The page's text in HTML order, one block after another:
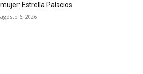
mujer: Estrella Palacios
agosto 6, 2026